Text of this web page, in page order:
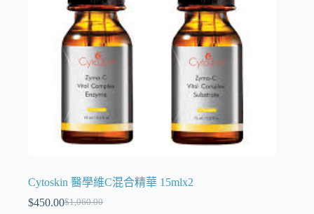
Cytoskin 醫學維C混合精華 15mlx2
$1,060.00
$450.00